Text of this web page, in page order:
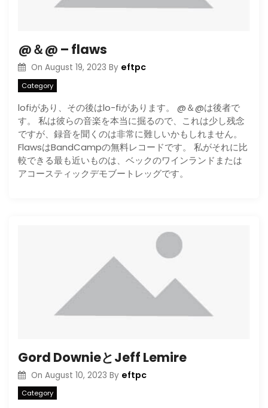
@＆@ – flaws
On August 19, 2023 By eftpc
Category
lofiがあり、その後はlo-fiがあります。 @＆@は後者で
す。 私は彼らの音楽を本当に掘るので、これは少し残念
ですが、録音を聞くのは非常に難しいかもしれません。
FlawsはBandCampの無料レコードです。 私がそれに比
較できる最も近いものは、ベックのワインランドまたは
アコースティックデモブートレッグです。
Gord DownieとJeff Lemire
On August 10, 2023 By eftpc
Category